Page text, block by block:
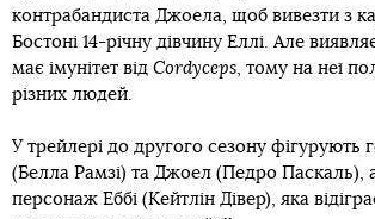
контрабандиста Джоела, щоб вивезти з
Бостоні 14-річну дівчину Еллі. Але
має імунітет від Cordyceps , тому на неї
різних людей.
У трейлері до другого сезону фігурують
(Белла Рамзі) та Джоел (Педро Паскаль),
персонаж Еббі (Кейтлін Дівер), яка